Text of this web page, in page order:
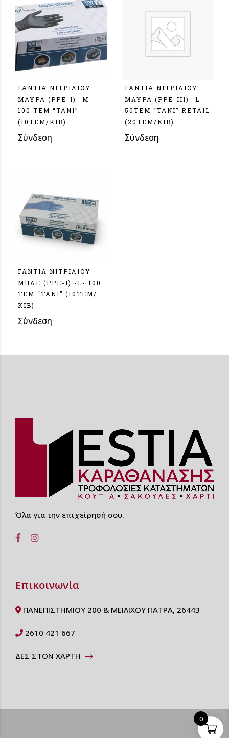
ΓΑΝΤΙΑ ΝΙΤΡΙΛΙΟΥ
ΜΑΥΡΑ (PPE-I) -Μ-
100 ΤΕΜ “ΤΑΝΙ”
(10ΤΕΜ/ΚΙΒ)
Σύνδεση
ΓΑΝΤΙΑ ΝΙΤΡΙΛΙΟΥ
ΜΑΥΡΑ (PPE-III) -L-
50ΤΕΜ “TANI” RETAIL
(20ΤΕΜ/ΚΙΒ)
Σύνδεση
ΓΑΝΤΙΑ ΝΙΤΡΙΛΙΟΥ
ΜΠΛΕ (PPE-I) -L- 100
ΤΕΜ “ΤΑΝΙ” (10ΤΕΜ/
ΚΙΒ)
Σύνδεση
Όλα για την επιχείρησή σου.
Επικοινωνία
ΠΑΝΕΠΙΣΤΗΜΙΟΥ 200 & ΜΕΙΛΙΧΟΥ ΠΑΤΡΑ, 26443
2610 421 667
ΔΕΣ ΣΤΟΝ ΧΑΡΤΗ
0